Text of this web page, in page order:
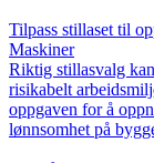
Tilpass stillaset til
Maskiner
Riktig stillasvalg
risikabelt
oppgaven for å
lønnsomhet på